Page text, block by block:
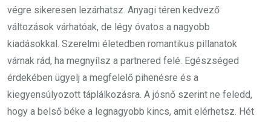
végre sikeresen lezárhatsz. Anyagi téren kedvező
változások várhatóak, de légy óvatos a nagyobb
kiadásokkal. Szerelmi életedben romantikus pillanatok
várnak rád, ha megnyílsz a partnered felé. Egészséged
érdekében ügyelj a megfelelő pihenésre és a
kiegyensúlyozott táplálkozásra. A jósnő szerint ne feledd,
hogy a belső béke a legnagyobb kincs, amit elérhetsz. Hét